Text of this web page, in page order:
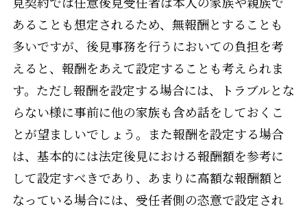
あることも想定されるため、無報酬とすることも
多いですが、後見事務を行うにおいての負担を考
えると、報酬をあえて設定することも考えられま
す。ただし報酬を設定する場合には、トラブルとな
らない様に事前に他の家族も含め話をしておくこ
とが望ましいでしょう。また報酬を設定する場合
は、基本的には法定後見における報酬額を参考に
して設定すべきであり、あまりに高額な報酬額と
なっている場合には、受任者側の恣意で設定され